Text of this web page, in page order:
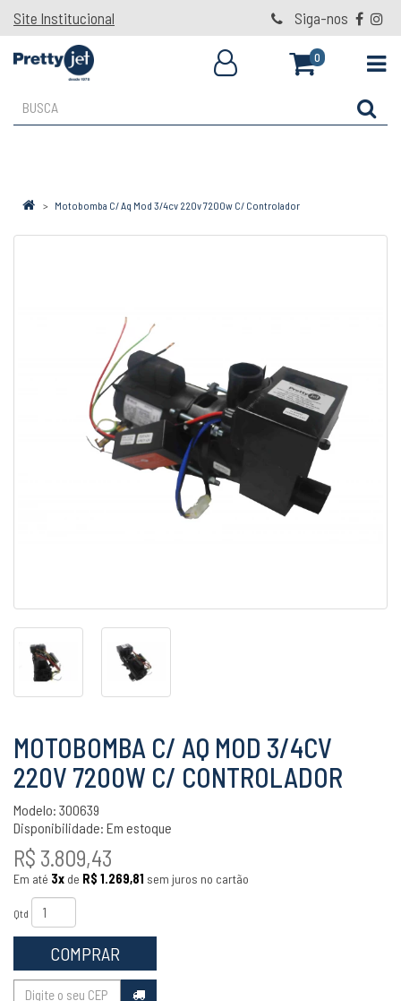
Site Institucional Siga-nos
0
Motobomba C/ Aq Mod 3/4cv 220v 7200w C/ Controlador
MOTOBOMBA C/ AQ MOD 3/4CV
220V 7200W C/ CONTROLADOR
Modelo: 300639
Disponibilidade: Em estoque
R$ 3.809,43
Em até 3x de R$ 1.269,81 sem juros no cartão
Qtd
COMPRAR